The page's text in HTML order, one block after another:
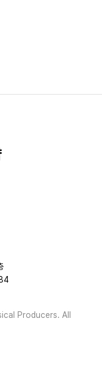
Producers. All